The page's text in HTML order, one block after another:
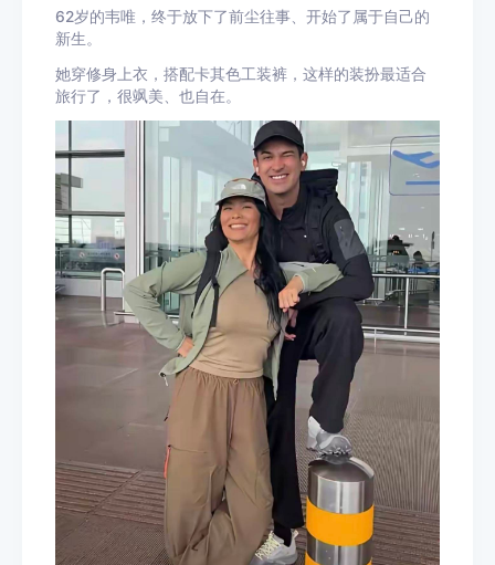
62岁的韦唯，终于放下了前尘往事、开始了属于自己的
新生。
她穿修身上衣，搭配卡其色工装裤，这样的装扮最适合
旅行了，很飒美、也自在。